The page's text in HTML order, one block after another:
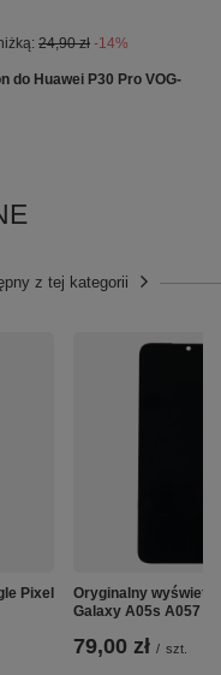
PLUS G975
czytnika linii
24,90 zł -14%
do Huawei P30 Pro VOG-
z tej kategorii
Pixel
Oryginalny
Galaxy A05s A057
79,00 zł / szt.